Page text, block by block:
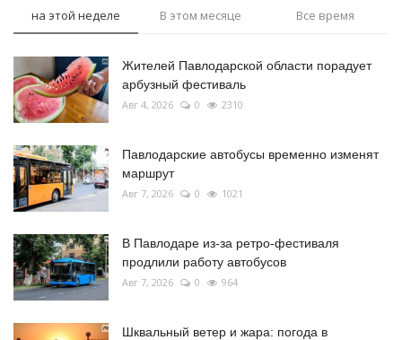
на этой неделе В этом месяце Все время
Жителей Павлодарской области порадует
арбузный фестиваль
Авг 4, 2026 0 2310
Павлодарские автобусы временно изменят
маршрут
Авг 7, 2026 0 1021
В Павлодаре из-за ретро-фестиваля
продлили работу автобусов
Авг 7, 2026 0 964
Шквальный ветер и жара: погода в